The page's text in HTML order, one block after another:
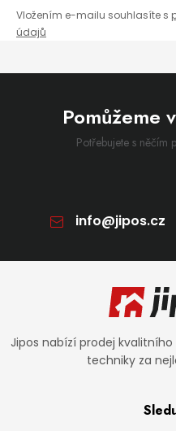
Vložením e-mailu souhlasíte s
údajů
Pomůžeme
Potřebujete s něčím
info@jipos.cz
Jipos nabízí prodej
techniky za